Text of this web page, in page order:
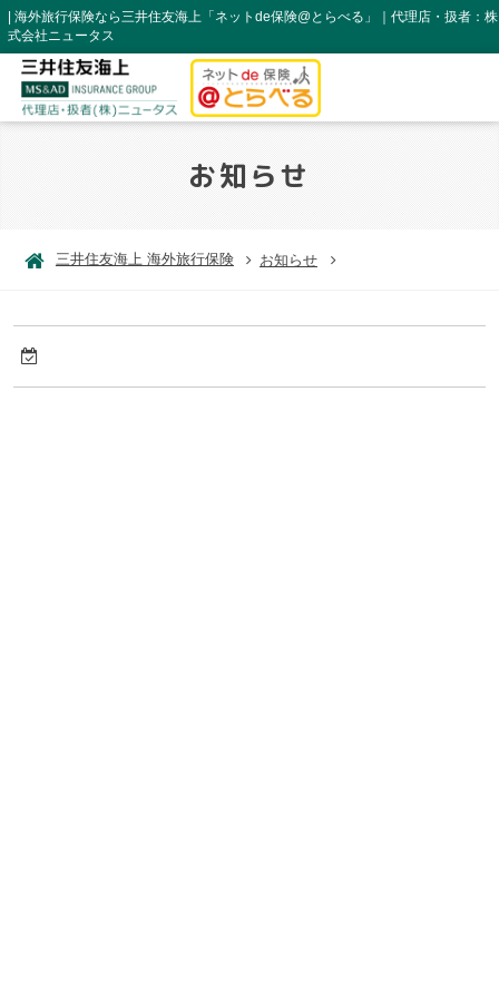
| 海外旅行保険なら三井住友海上「ネットde保険@とらべる」｜代理店・扱者：株
式会社ニュータス
お知らせ
三井住友海上 海外旅行保険 お知らせ